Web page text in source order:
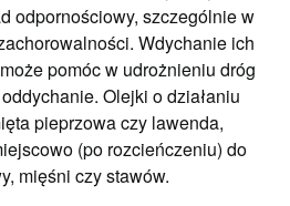
odpornościowy, szczególnie w
Wdychanie ich
pomóc w udrożnieniu dróg
Olejki o działaniu
pieprzowa czy lawenda,
(po rozcieńczeniu) do
mięśni czy stawów.